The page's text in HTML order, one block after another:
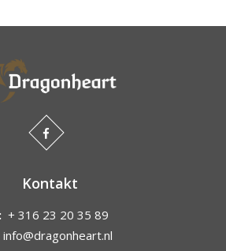
Kontakt
+ 316 23 20 35 89
info@dragonheart.nl